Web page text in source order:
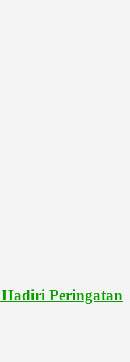
Peringatan